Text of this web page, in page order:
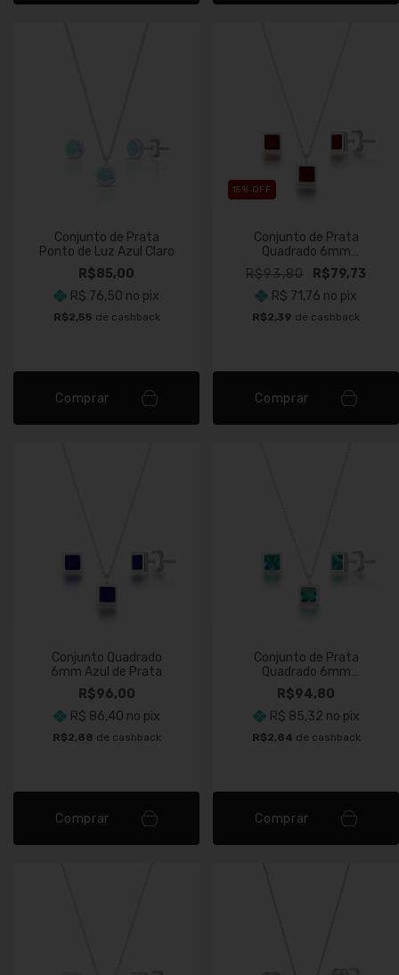
Conjunto de Prata
Ponto de Luz Azul Claro
R$85,00
R$ 76,50 no pix
R$2,55 de cashback
Comprar
15% OFF
Conjunto de Prata
Quadrado 6mm
Vermelho
R$93,80
R$79,73
R$ 71,76 no pix
R$2,39 de cashback
Comprar
Conjunto Quadrado
6mm Azul de Prata
R$96,00
R$ 86,40 no pix
R$2,88 de cashback
Comprar
Conjunto de Prata
Quadrado 6mm
Turmalina
R$94,80
R$ 85,32 no pix
R$2,84 de cashback
Comprar